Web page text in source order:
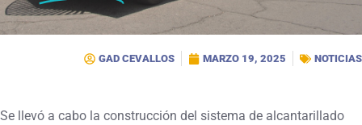
GAD CEVALLOS MARZO 19, 2025 NOTICIAS
Se llevó a cabo la construcción del sistema de alcantarillado